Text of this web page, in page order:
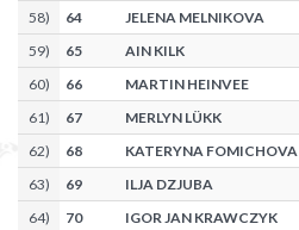
58) 64 JELENA MELNIKOVA
59) 65 AIN KILK
60) 66 MARTIN HEINVEE
61) 67 MERLYN LÜKK
62) 68 KATERYNA FOMICHOVA
63) 69 ILJA DZJUBA
64) 70 IGOR JAN KRAWCZYK